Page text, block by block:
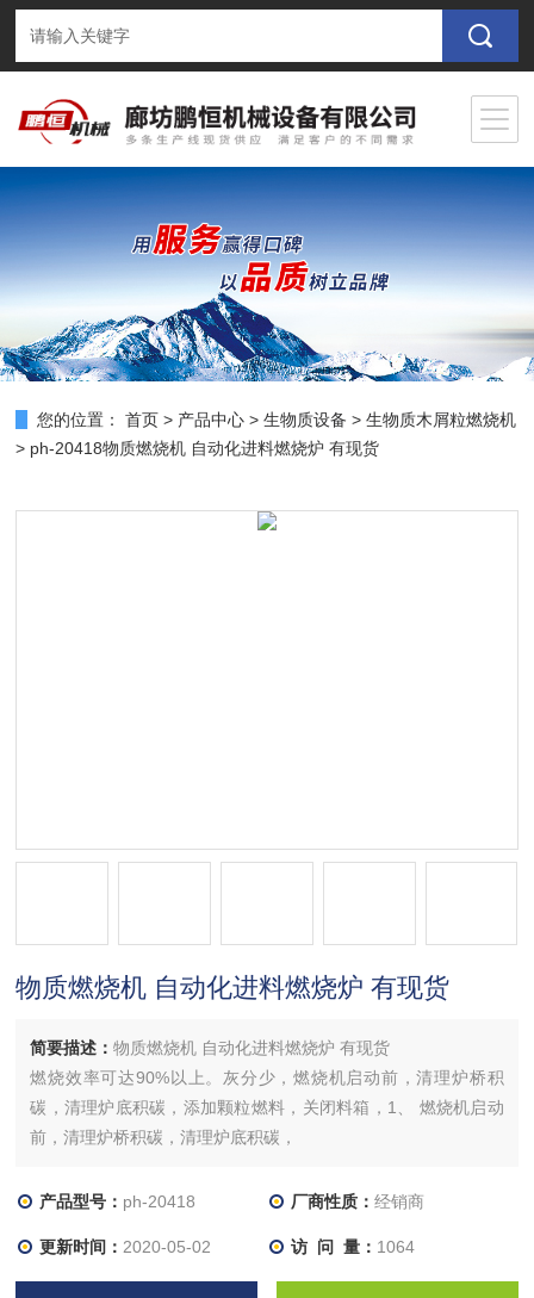
您的位置： 首页 > 产品中心 >生物质设备 >生物质木屑粒燃烧机
> ph-20418物质燃烧机 自动化进料燃烧炉 有现货
物质燃烧机 自动化进料燃烧炉 有现货
简要描述：物质燃烧机 自动化进料燃烧炉 有现货
燃烧效率可达90%以上。灰分少，燃烧机启动前，清理炉桥积
碳，清理炉底积碳，添加颗粒燃料，关闭料箱，1、 燃烧机启动
前，清理炉桥积碳，清理炉底积碳，
产品型号： ph-20418 厂商性质： 经销商
更新时间： 2020-05-02 访 问 量： 1064